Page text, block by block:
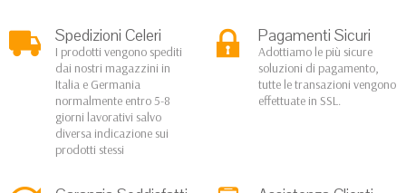
Spedizioni Celeri
I prodotti vengono spediti
dai nostri magazzini in
Italia e Germania
normalmente entro 5-8
giorni lavorativi salvo
diversa indicazione sui
prodotti stessi
Pagamenti Sicuri
Adottiamo le più sicure
soluzioni di pagamento,
tutte le transazioni vengono
effettuate in SSL.